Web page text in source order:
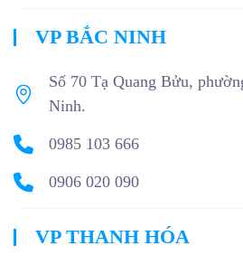
VP BẮC NINH
Số 70 Tạ Quang Bửu,
Ninh.
0985 103 666
0906 020 090
VP THANH HÓA